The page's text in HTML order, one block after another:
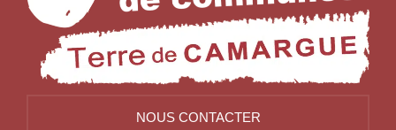
NOUS CONTACTER